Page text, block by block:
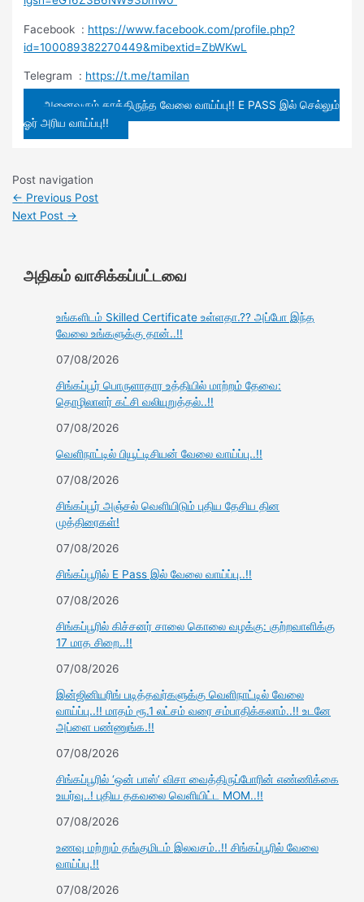
Facebook : https://www.facebook.com/profile.php?
id=100089382270449&mibextid=ZbWKwL
Telegram : https://t.me/tamilan
அனைவரும் காத்திருந்த வேலை வாய்ப்பு!! E PASS இல் செல்லும்
ஓர் அரிய வாய்ப்பு!!
Post navigation
← Previous Post
Next Post →
அதிகம் வாசிக்கப்பட்டவை
உங்களிடம் Skilled Certificate உள்ளதா.?? அப்போ இந்த
வேலை உங்களுக்கு தான்..!!
07/08/2026
சிங்கப்பூர் பொருளாதார உத்தியில் மாற்றம் தேவை:
தொழிலாளர் கட்சி வலியுறுத்தல்..!!
07/08/2026
வெளிநாட்டில் பியூட்டிசியன் வேலை வாய்ப்பு..!!
07/08/2026
சிங்கப்பூர் அஞ்சல் வெளியிடும் புதிய தேசிய தின
முத்திரைகள்!
07/08/2026
சிங்கப்பூரில் E Pass இல் வேலை வாய்ப்பு..!!
07/08/2026
சிங்கப்பூரில் கிச்சனர் சாலை கொலை வழக்கு: குற்றவாளிக்கு
17 மாத சிறை..!!
07/08/2026
இன்ஜினியரிங் படித்தவர்களுக்கு வெளிநாட்டில் வேலை
வாய்ப்பு..!! மாதம் ரூ.1 லட்சம் வரை சம்பாதிக்கலாம்..!! உடனே
அப்ளை பண்ணுங்க.!!
07/08/2026
சிங்கப்பூரில் ‘ஒன் பாஸ்’ விசா வைத்திருப்போரின் எண்ணிக்கை
உயர்வு..! புதிய தகவலை வெளியிட்ட MOM..!!
07/08/2026
உணவு மற்றும் தங்குமிடம் இலவசம்..!! சிங்கப்பூரில் வேலை
வாய்ப்பு.!!
07/08/2026